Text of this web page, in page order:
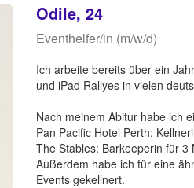
Odile, 24
Eventhelfer/in (m/w/d)
Ich arbeite bereits über ein
und iPad Rallyes in vielen
Nach meinem Abitur habe ich
Pan Pacific Hotel Perth:
The Stables: Barkeeperin für 3
Außerdem habe ich für eine
Events gekellnert.